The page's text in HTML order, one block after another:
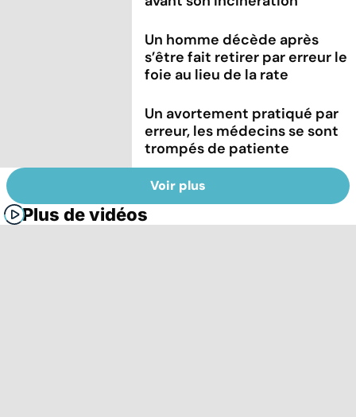
Un homme décède après
s’être fait retirer par erreur le
foie au lieu de la rate
Un avortement pratiqué par
erreur, les médecins se sont
trompés de patiente
Voir plus
Plus de vidéos